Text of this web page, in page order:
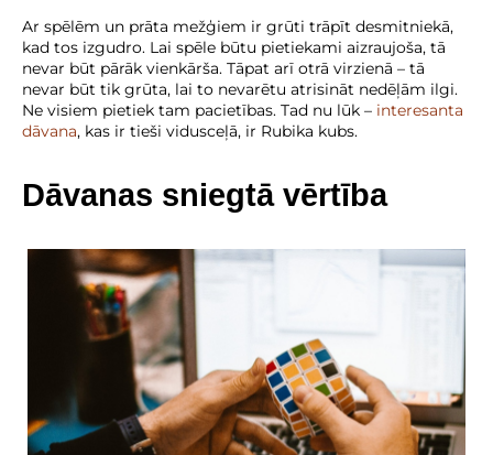
Ar spēlēm un prāta mežģiem ir grūti trāpīt desmitniekā,
kad tos izgudro. Lai spēle būtu pietiekami aizraujoša, tā
nevar būt pārāk vienkārša. Tāpat arī otrā virzienā – tā
nevar būt tik grūta, lai to nevarētu atrisināt nedēļām ilgi.
Ne visiem pietiek tam pacietības. Tad nu lūk – interesanta
dāvana, kas ir tieši vidusceļā, ir Rubika kubs.
Dāvanas sniegtā vērtība